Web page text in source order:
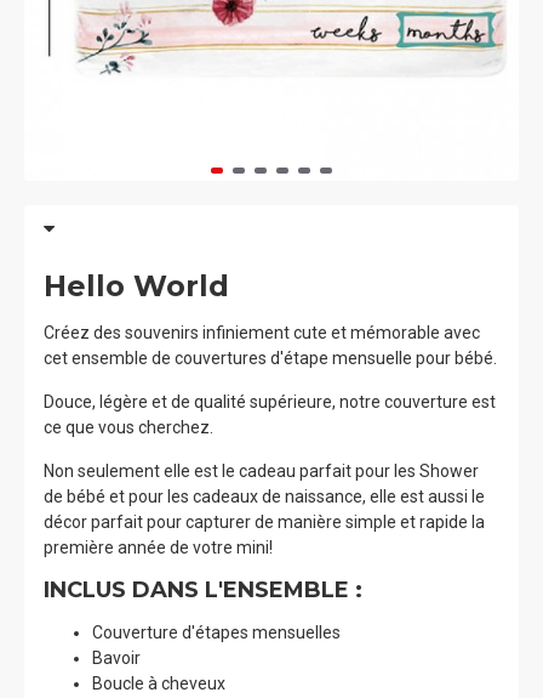
Hello World
Créez des souvenirs infiniement cute et mémorable avec
cet ensemble de couvertures d'étape mensuelle pour bébé.
Douce, légère et de qualité supérieure, notre couverture est
ce que vous cherchez.
Non seulement elle est le cadeau parfait pour les Shower
de bébé et pour les cadeaux de naissance, elle est aussi le
décor parfait pour capturer de manière simple et rapide la
première année de votre mini!
INCLUS DANS L'ENSEMBLE :
Couverture d'étapes mensuelles
Bavoir
Boucle à cheveux